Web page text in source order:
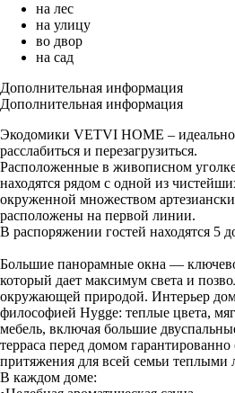
на лес
на улицу
во двор
на сад
Дополнительная информация
Дополнительная информация
Экодомики VETVI HOME –
расслабиться и перезагрузиться.
Расположенные в живописном
находятся рядом с одной из
окруженной множеством
расположены на первой линии.
В распоряжении гостей находятся 5
Большие панорамные окна —
который дает максимум света и
окружающей природой. Интерьер
философией Hygge: теплые цвета,
мебель, включая большие
терраса перед домом
притяжения для всей семьи теплыми
В каждом доме: